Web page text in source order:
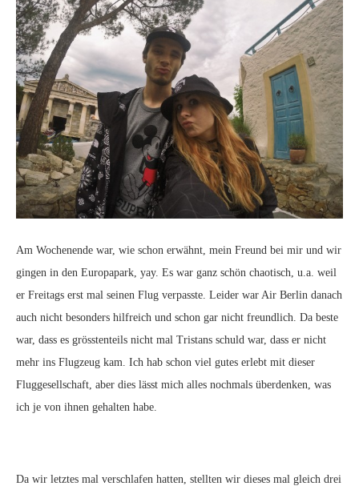
Am Wochenende war, wie schon erwähnt, mein Freund bei mir und wir
gingen in den Europapark, yay. Es war ganz schön chaotisch, u.a. weil
er Freitags erst mal seinen Flug verpasste. Leider war Air Berlin danach
auch nicht besonders hilfreich und schon gar nicht freundlich. Da beste
war, dass es grösstenteils nicht mal Tristans schuld war, dass er nicht
mehr ins Flugzeug kam. Ich hab schon viel gutes erlebt mit dieser
Fluggesellschaft, aber dies lässt mich alles nochmals überdenken, was
ich je von ihnen gehalten habe.
Da wir letztes mal verschlafen hatten, stellten wir dieses mal gleich drei